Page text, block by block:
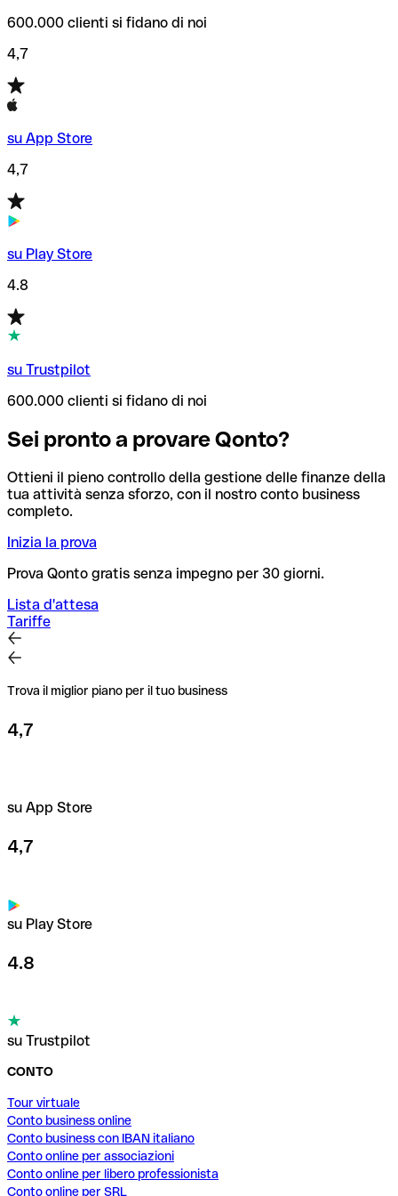
600.000 clienti si fidano di noi
4,7
su App Store
4,7
su Play Store
4.8
su Trustpilot
600.000 clienti si fidano di noi
Sei pronto a provare Qonto?
Ottieni il pieno controllo della gestione delle finanze della
tua attività senza sforzo, con il nostro conto business
completo.
Inizia la prova
Prova Qonto gratis senza impegno per 30 giorni.
Lista d'attesa
Tariffe
Trova il miglior piano per il tuo business
4,7
su App Store
4,7
su Play Store
4.8
su Trustpilot
CONTO
Tour virtuale
Conto business online
Conto business con IBAN italiano
Conto online per associazioni
Conto online per libero professionista
Conto online per SRL